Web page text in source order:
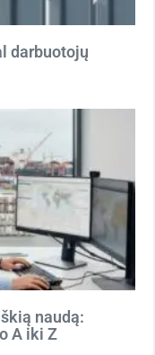
darbuotojų
naudą:
A iki Z